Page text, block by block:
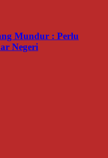
Mundur : Perlu
Negeri